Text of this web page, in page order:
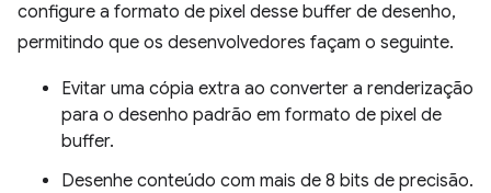
configure a formato de pixel desse buffer de desenho,
permitindo que os desenvolvedores façam o seguinte.
Evitar uma cópia extra ao converter a renderização
para o desenho padrão em formato de pixel de
buffer.
Desenhe conteúdo com mais de 8 bits de precisão.